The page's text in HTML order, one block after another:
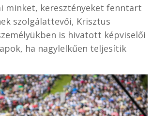
minket, keresztényeket fenntart
szolgálattevői, Krisztus
is hivatott képviselői
ha nagylelkűen teljesítik